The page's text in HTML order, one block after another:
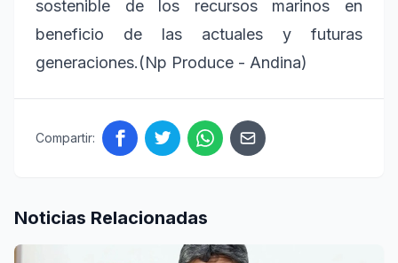
sostenible de los recursos marinos en
beneficio de las actuales y futuras
generaciones.(Np Produce - Andina)
Compartir:
Noticias Relacionadas